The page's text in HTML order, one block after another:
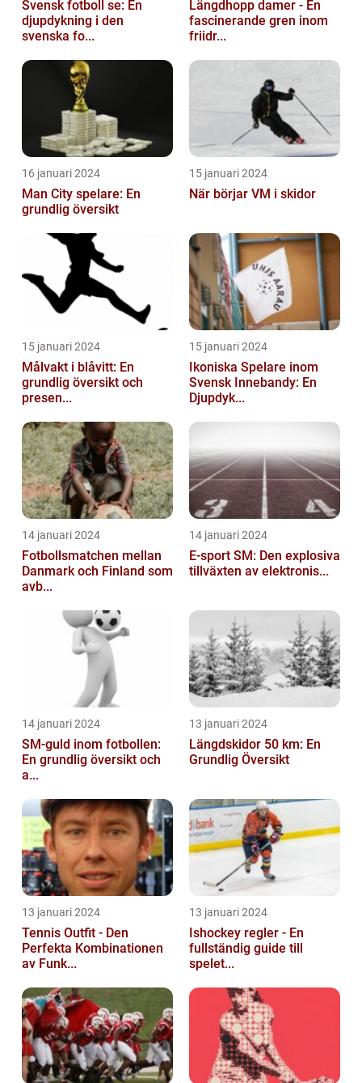
Svensk fotboll se: En
djupdykning i den
svenska fo...
Längdhopp damer - En
fascinerande gren inom
friidr...
16 januari 2024
Man City spelare: En
grundlig översikt
15 januari 2024
När börjar VM i skidor
15 januari 2024
Målvakt i blåvitt: En
grundlig översikt och
presen...
15 januari 2024
Ikoniska Spelare inom
Svensk Innebandy: En
Djupdyk...
14 januari 2024
Fotbollsmatchen mellan
Danmark och Finland som
avb...
14 januari 2024
E-sport SM: Den explosiva
tillväxten av elektronis...
14 januari 2024
SM-guld inom fotbollen:
En grundlig översikt och
a...
13 januari 2024
Längdskidor 50 km: En
Grundlig Översikt
13 januari 2024
Tennis Outfit - Den
Perfekta Kombinationen
av Funk...
13 januari 2024
Ishockey regler - En
fullständig guide till
spelet...